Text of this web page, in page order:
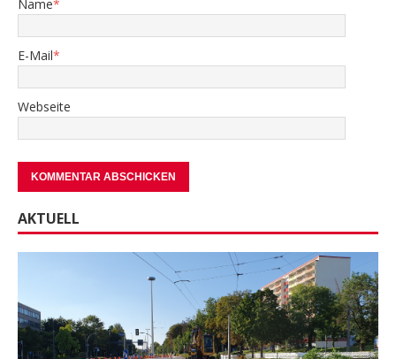
Name*
E-Mail*
Webseite
AKTUELL